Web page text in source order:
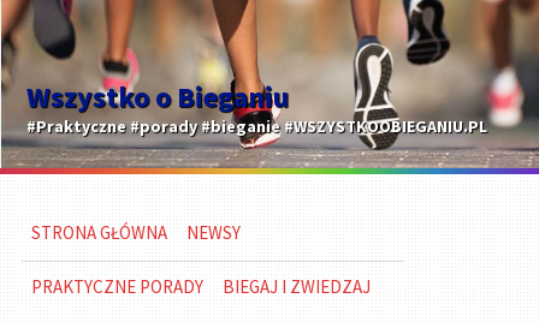
Wszystko o Bieganiu
#Praktyczne #porady #bieganie #WSZYSTKOOBIEGANIU.PL
STRONA GŁÓWNA NEWSY
PRAKTYCZNE PORADY BIEGAJ I ZWIEDZAJ